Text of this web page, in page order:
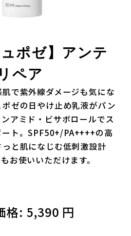
ュポゼ】アンテ
ペア
で紫外線ダメージも気にな
ゼの日やけ止め乳液がパン
アミド・ビサボロールでス
ト。SPF50+/PA++++の高
と肌になじむ低刺激設計
お使いいただけます。
格: 5,390 円